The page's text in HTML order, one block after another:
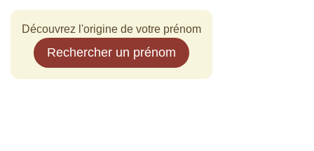
Découvrez l'origine de votre prénom
Rechercher un prénom